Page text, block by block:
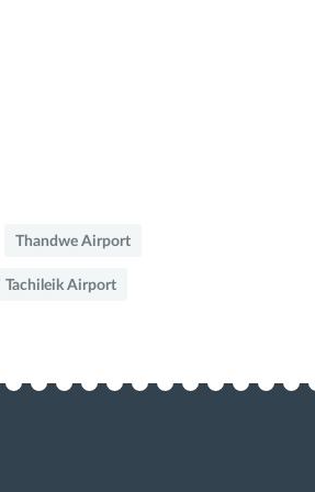
Thandwe Airport
Tachileik Airport